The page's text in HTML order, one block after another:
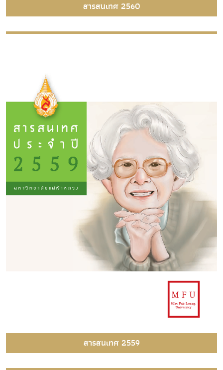
สารสนเทศ 2560
สารสนเทศ 2559